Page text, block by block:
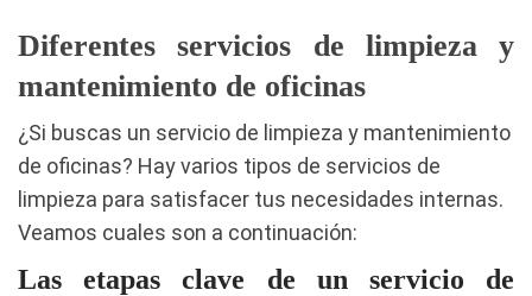
Diferentes servicios de limpieza y
mantenimiento de oficinas
¿Si buscas un servicio de limpieza y mantenimiento
de oficinas? Hay varios tipos de servicios de
limpieza para satisfacer tus necesidades internas.
Veamos cuales son a continuación:
Las etapas clave de un servicio de